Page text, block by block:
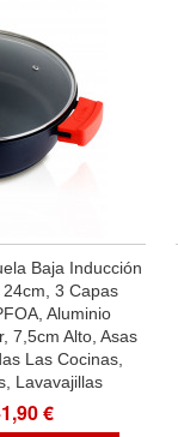
Baja Inducción
3 Capas
Aluminio
7,5cm Alto, Asas
Las Cocinas,
Lavavajillas
€